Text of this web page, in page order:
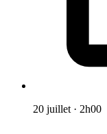
20 juillet · 2h00